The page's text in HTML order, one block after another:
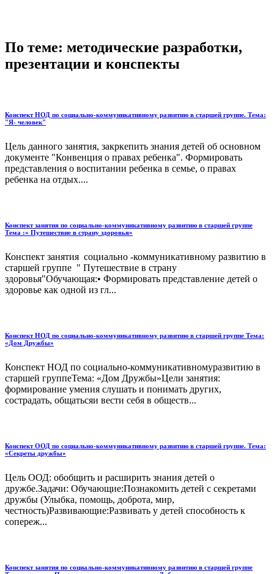
По теме: методические разработки,
презентации и конспекты
Конспект НОД по социально-коммуникативному развитию в старшей группе. Тема:
"Я- человек"
Цель данного занятия, закркепить знания детей об основном
документе "Конвенция о правах ребенка". Формировать
представления о воспитании ребенка в семье, о правах
ребенка на отдых....
Конспект занятия по социально-коммуникативному развитию в старшей группе
Тема :« Путешествие в страну здоровья»
Конспект занятия социально -коммуникативному развитию в
старшей группе " Путешествие в страну
здоровья"Обучающая:• Формировать представление детей о
здоровье как одной из гл...
Конспект НОД по социально-коммуникативному развитию в старшей группе Тема:
«Дом Дружбы»
Конспект НОД по социально-коммуникативномуразвитию в
старшей группеТема: «Дом Дружбы»Цели занятия:
формирование умения слушать и понимать других,
сострадать, общатьсяи вести себя в обществ...
Конспект ООД по социально-коммуникативному развитию в старшей группе. Тема:
«Секреты дружбы»
Цель ООД: обобщить и расширить знания детей о
дружбе.Задачи: Обучающие:Познакомить детей с секретами
дружбы (Улыбка, помощь, доброта, мир,
честность)Развивающие:Развивать у детей способность к
сопереж...
Конспект занятия по социально-коммуникативному развитию в старшей группе